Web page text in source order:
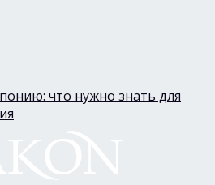
что нужно знать для